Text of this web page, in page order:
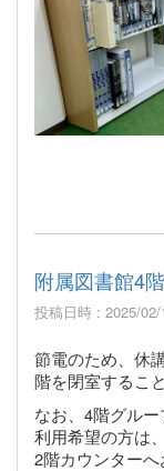
附属図書館4
投稿日時 : 2025/02/
節電のため、休
階を閉室するこ
なお、4階グル
利用希望の方は、
2階カウンターへ